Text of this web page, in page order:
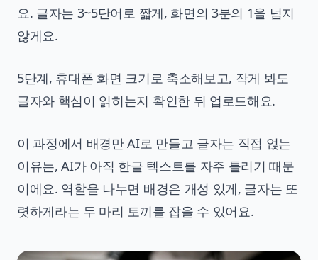
요. 글자는 3~5단어로 짧게, 화면의 3분의 1을 넘지
않게요.
5단계, 휴대폰 화면 크기로 축소해보고, 작게 봐도
글자와 핵심이 읽히는지 확인한 뒤 업로드해요.
이 과정에서 배경만 AI로 만들고 글자는 직접 얹는
이유는, AI가 아직 한글 텍스트를 자주 틀리기 때문
이에요. 역할을 나누면 배경은 개성 있게, 글자는 또
렷하게라는 두 마리 토끼를 잡을 수 있어요.